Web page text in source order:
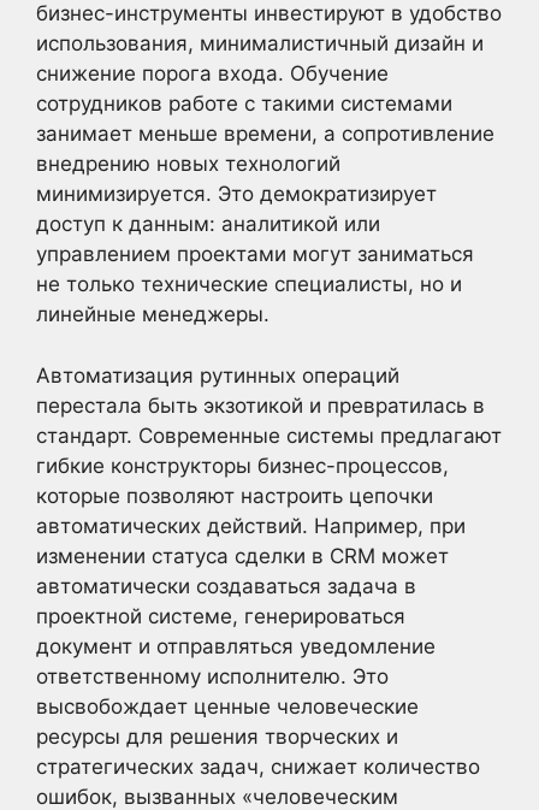
бизнес-инструменты инвестируют в удобство
использования, минималистичный дизайн и
снижение порога входа. Обучение
сотрудников работе с такими системами
занимает меньше времени, а сопротивление
внедрению новых технологий
минимизируется. Это демократизирует
доступ к данным: аналитикой или
управлением проектами могут заниматься
не только технические специалисты, но и
линейные менеджеры.
Автоматизация рутинных операций
перестала быть экзотикой и превратилась в
стандарт. Современные системы предлагают
гибкие конструкторы бизнес-процессов,
которые позволяют настроить цепочки
автоматических действий. Например, при
изменении статуса сделки в CRM может
автоматически создаваться задача в
проектной системе, генерироваться
документ и отправляться уведомление
ответственному исполнителю. Это
высвобождает ценные человеческие
ресурсы для решения творческих и
стратегических задач, снижает количество
ошибок, вызванных «человеческим